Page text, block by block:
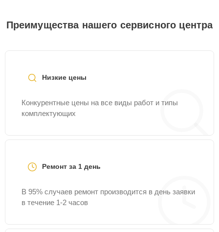
Преимущества нашего сервисного центра
Низкие цены
Конкурентные цены на все виды работ и типы
комплектующих
Ремонт за 1 день
В 95% случаев ремонт производится в день заявки
в течение 1-2 часов